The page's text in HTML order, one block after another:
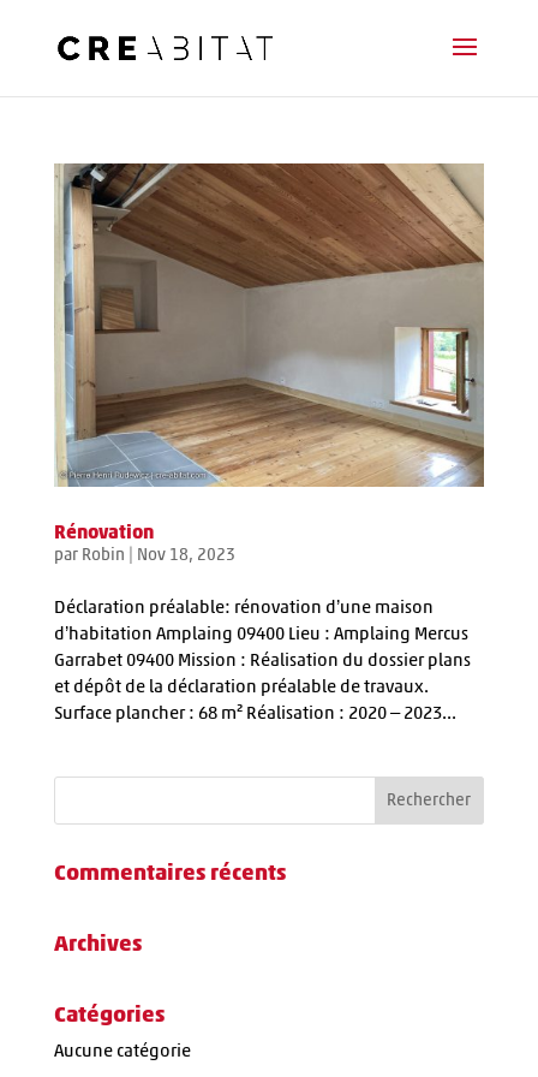
Rénovation
par Robin Nov 18, 2023
Déclaration préalable: rénovation d’une maison
d’habitation Amplaing 09400 Lieu : Amplaing Mercus
Garrabet 09400 Mission : Réalisation du dossier plans
et dépôt de la déclaration préalable de travaux.
Surface plancher : 68 m² Réalisation : 2020 – 2023...
Commentaires récents
Archives
Catégories
Aucune catégorie